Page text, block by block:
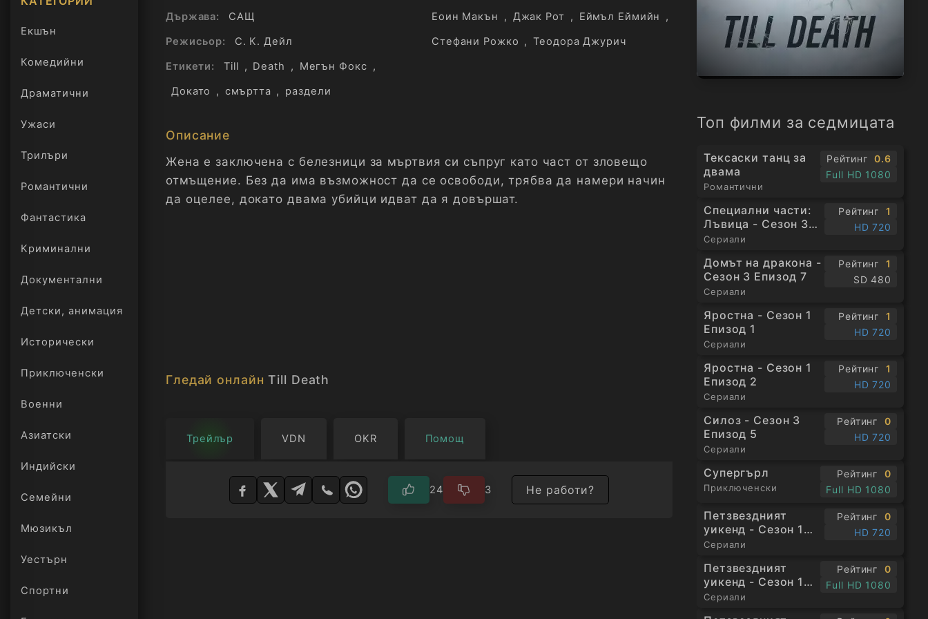
Екшън
Комедийни
Драматични
Ужаси
Трилъри
онлайн
Романтични
Фантастика
Криминални
Документални
Детски, анимация
Исторически
Приключенски
Военни
Азиатски
Индийски
Семейни
Мюзикъл
Уестърн
Спортни
Топ филми за седмицата
Тексаски танц за
двама
Романтични
Рейтинг
0.6
Full HD 1080
Специални части:
Лъвица - Сезон 3
Епизод 1
Сериали
Рейтинг
1
HD 720
Домът на дракона -
Сезон 3 Епизод 7
Сериали
Рейтинг
1
SD 480
Яростна - Сезон 1
Епизод 1
Сериали
Рейтинг
1
HD 720
Яростна - Сезон 1
Епизод 2
Сериали
Рейтинг
1
HD 720
Силоз - Сезон 3
Епизод 5
Сериали
Рейтинг
0
HD 720
Супергърл
Приключенски
Рейтинг
0
Full HD 1080
Петзвездният
уикенд - Сезон 1
Епизод 1
Сериали
Рейтинг
0
HD 720
Петзвездният
уикенд - Сезон 1
Епизод 2
Сериали
Рейтинг
0
Full HD 1080
Държава:
САЩ
Режисьор:
С. К. Дейл
Етикети:
Till , Death , Мегън Фокс ,
Докато
, смъртта , раздели
Еоин Макън
, Джак Рот , Еймъл Еймийн
,
Стефани Рожко , Теодора Джурич
Описание
Жена е заключена с белезници за мъртвия си съпруг като част от зловещо
отмъщение. Без да има възможност да се освободи, трябва да намери начин
да оцелее, докато двама убийци идват да я довършат.
Гледай онлайнTill Death
Трейлър VDN OKR Помощ
24 3 Не работи?